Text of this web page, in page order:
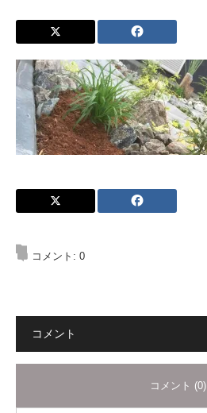
コメント: 0
コメント
コメント (0)